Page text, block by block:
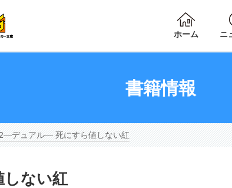
ホーム ニ
書籍情報
デュアル― 死にすら値しない紅
ない紅